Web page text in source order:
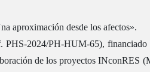
aproximación desde los afectos».
PHS-2024/PH-HUM-65),
de los proyectos INconRES